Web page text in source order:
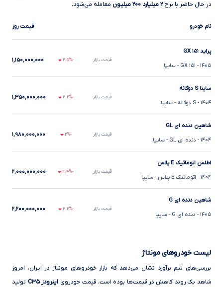
در حال حاضر با نرخ۲ میلیارد ۲۰۰ میلیون معامله می‌شود.
نام خودرو قیمت روز
پراید ۱۵۱ GX
۱۴۰۵ - ۱۵۱ GX - سایپا
قیمت بازار -۲.۵% ۱,۱۵۰,۰۰۰,۰۰۰
ساینا S دوگانه
۱۴۰۴ - S دوگانه - سایپا
قیمت بازار -۲.۲% ۱,۳۵۰,۰۰۰,۰۰۰
شاهین دنده ای GL
۱۴۰۴ - دنده ای GL - سایپا
قیمت بازار -۲% ۱,۹۸۰,۰۰۰,۰۰۰
اطلس اتوماتیک E پلاس
۱۴۰۴ - اتوماتیک E پلاس - سایپا
قیمت بازار -۲.۴% ۲,۰۰۰,۰۰۰,۰۰۰
شاهین دنده ای G
۱۴۰۵ - دنده ای G - سایپا
قیمت بازار -۲.۲% ۲,۲۰۰,۰۰۰,۰۰۰
لیست خودروهای مونتاژ
بررسی‌های تیم برآورد نشان می‌دهد که بازار خودروهای مونتاژ در ایران، امروز
شاهد یک روند کاهش در قیمت‌ها بوده است. قیمت خودروی اینرودز C۳۵
تولید